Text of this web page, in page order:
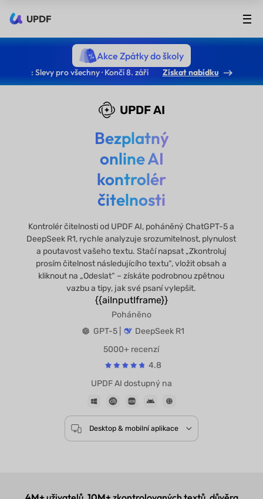
UPDF
Akce Zpátky do školy
: Slevy pro všechny · Končí 8. září Získat nabídku
UPDF AI
Bezplatný
online AI
kontrolér
čitelnosti
Kontrolér čitelnosti od UPDF AI, poháněný ChatGPT-5 a
DeepSeek R1, rychle analyzuje srozumitelnost, plynulost
a poutavost vašeho textu. Stačí napsat „Zkontroluj
prosím čitelnost následujícího textu“, vložit obsah a
kliknout na „Odeslat“ – získáte podrobnou zpětnou
vazbu a tipy, jak své psaní vylepšit.
{{aiInputIframe}}
5000+ recenzí
4.8
UPDF AI dostupný na